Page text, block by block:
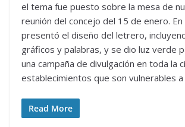
el tema fue puesto sobre la mesa de
reunión del concejo del 15 de enero. En
presentó el diseño del letrero,
gráficos y palabras, y se dio luz verde
una campaña de divulgación en toda la
establecimientos que son vulnerables
Read More